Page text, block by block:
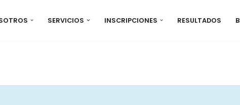
SERVICIOS INSCRIPCIONES RESULTADOS